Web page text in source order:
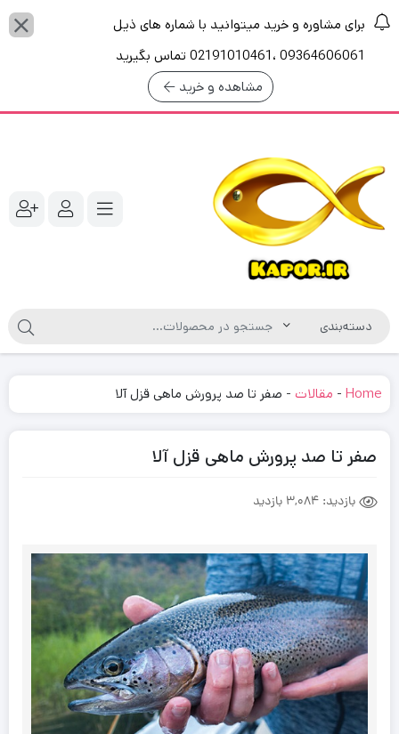
برای مشاوره و خرید میتوانید با شماره های ذیل
09364606061 ،02191010461 تماس بگیرید
مشاهده و خرید
Home
- مقالات - صفر تا صد پرورش ماهی قزل آلا
صفر تا صد پرورش ماهی قزل آلا
بازدید: 3,084 بازدید